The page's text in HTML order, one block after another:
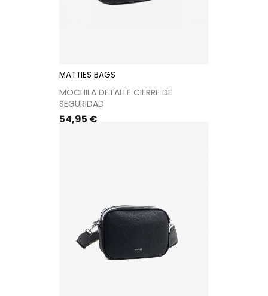
MATTIES BAGS
MOCHILA DETALLE CIERRE DE
SEGURIDAD
Precio
54,95 €